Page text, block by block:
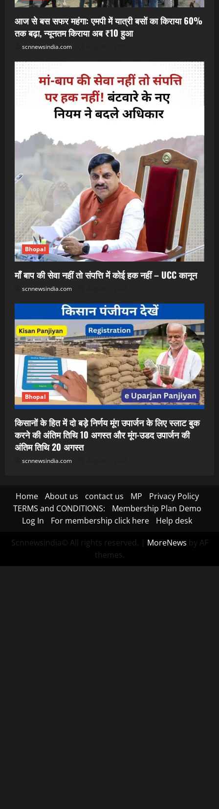
आज से बस सफर महंगा: एमपी में यात्री बसों का किराया 60%
तक बढ़ा, न्यूनतम किराया अब ₹10 हुआ
scnnewsindia.com
Bhopal
माँ बाप की सेवा नहीं तो संपत्ति में कोई हक नहीं – UCC कानून
scnnewsindia.com
Bhopal
किसानों के हित में दो बड़े निर्णय मूंग उपार्जन के लिए स्लाट बुक
करने की अंतिम तिथि 10 अगस्त और मूंग-उडद उपार्जन की
अंतिम तिथि 20 अगस्त
scnnewsindia.com
Home About us contact us MP
Privacy Policy
TERMS and CONDITIONS:
Membership Plan Demo
Log In
For membership click here Help desk
Scnnewsindia© All rights reserved. | MoreNews by AF
themes.